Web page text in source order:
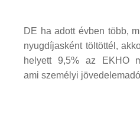
DE ha adott évben több,
nyugdíjasként töltöttél,
helyett 9,5% az EKHO
ami személyi